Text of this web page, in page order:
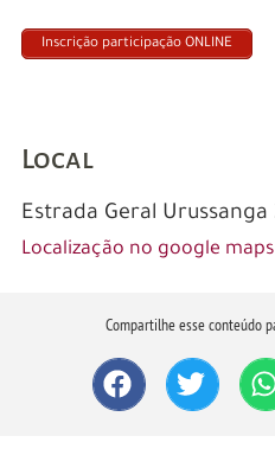
Inscrição participação ONLINE
Local
Estrada Geral Urussanga
Localização no google maps
Compartilhe esse conteúdo